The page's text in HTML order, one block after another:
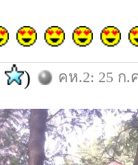
) คห.2: 25 ก.